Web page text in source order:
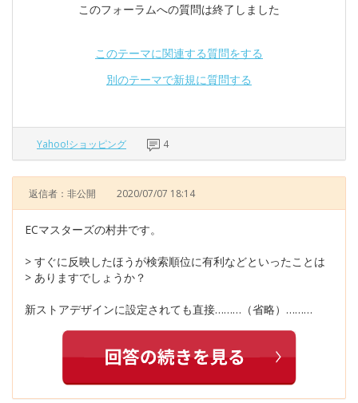
このフォーラムへの質問は終了しました
このテーマに関連する質問をする
別のテーマで新規に質問する
Yahoo!ショッピング 4
返信者：非公開 2020/07/07 18:14
ECマスターズの村井です。
> すぐに反映したほうが検索順位に有利などといったことは
> ありますでしょうか？
新ストアデザインに設定されても直接………（省略）………